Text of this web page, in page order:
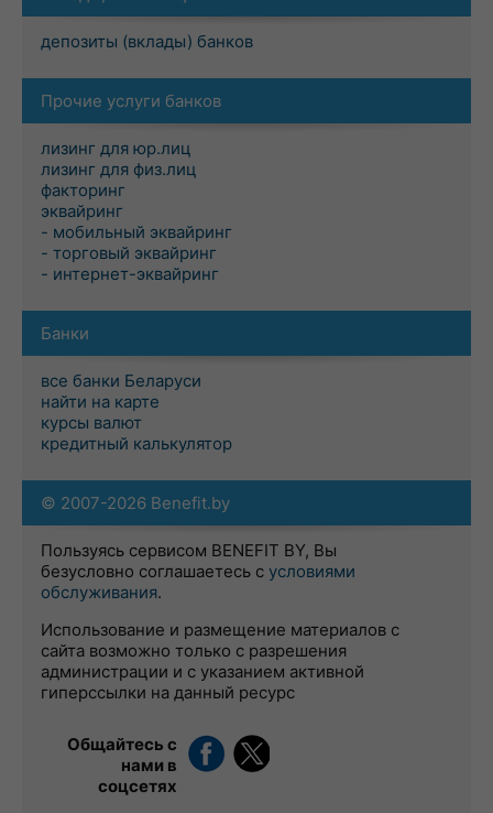
депозиты (вклады) банков
Прочие услуги банков
лизинг для юр.лиц
лизинг для физ.лиц
факторинг
эквайринг
- мобильный эквайринг
- торговый эквайринг
- интернет-эквайринг
Банки
все банки Беларуси
найти на карте
курсы валют
кредитный калькулятор
© 2007-2026 Benefit.by
Пользуясь сервисом BENEFIT BY, Вы
безусловно соглашаетесь с условиями
обслуживания.
Использование и размещение материалов с
сайта возможно только с разрешения
администрации и с указанием активной
гиперссылки на данный ресурс
Общайтесь с
нами в
соцсетях